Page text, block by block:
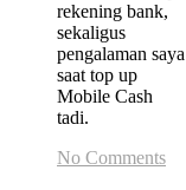
rekening bank,
sekaligus
pengalaman saya
saat top up
Mobile Cash
tadi.
No Comments